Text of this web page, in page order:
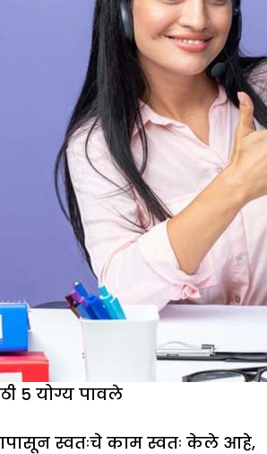
5 योग्य पावले
स्वतःचे काम स्वतः केले आहे,